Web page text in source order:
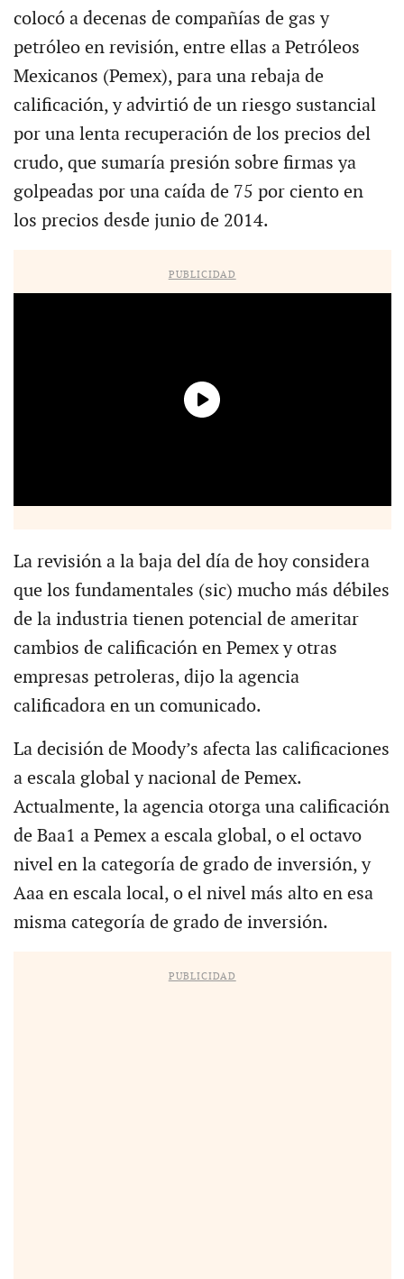
colocó a decenas de compañías de gas y
petróleo en revisión, entre ellas a Petróleos
Mexicanos (Pemex), para una rebaja de
calificación, y advirtió de un riesgo sustancial
por una lenta recuperación de los precios del
crudo, que sumaría presión sobre firmas ya
golpeadas por una caída de 75 por ciento en
los precios desde junio de 2014.
PUBLICIDAD
La revisión a la baja del día de hoy considera
que los fundamentales (sic) mucho más débiles
de la industria tienen potencial de ameritar
cambios de calificación en Pemex y otras
empresas petroleras, dijo la agencia
calificadora en un comunicado.
La decisión de Moody’s afecta las calificaciones
a escala global y nacional de Pemex.
Actualmente, la agencia otorga una calificación
de Baa1 a Pemex a escala global, o el octavo
nivel en la categoría de grado de inversión, y
Aaa en escala local, o el nivel más alto en esa
misma categoría de grado de inversión.
PUBLICIDAD